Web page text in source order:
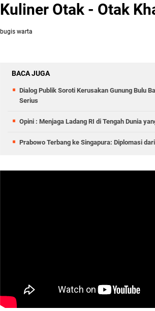
Kuliner Otak - Otak
bugis warta
BACA JUGA
Dialog Publik Soroti Kerusakan Gunung Bulu
Serius
Opini : Menjaga Ladang RI di Tengah Dunia
Prabowo Terbang ke Singapura: Diplomasi